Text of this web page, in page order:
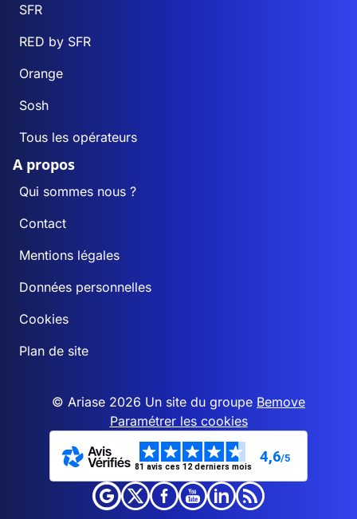
SFR
RED by SFR
Orange
Sosh
Tous les opérateurs
A propos
Qui sommes nous ?
Contact
Mentions légales
Données personnelles
Cookies
Plan de site
© Ariase 2026 Un site du groupe Bemove
Paramétrer les cookies
81 avis ces 12 derniers mois
4,6/5